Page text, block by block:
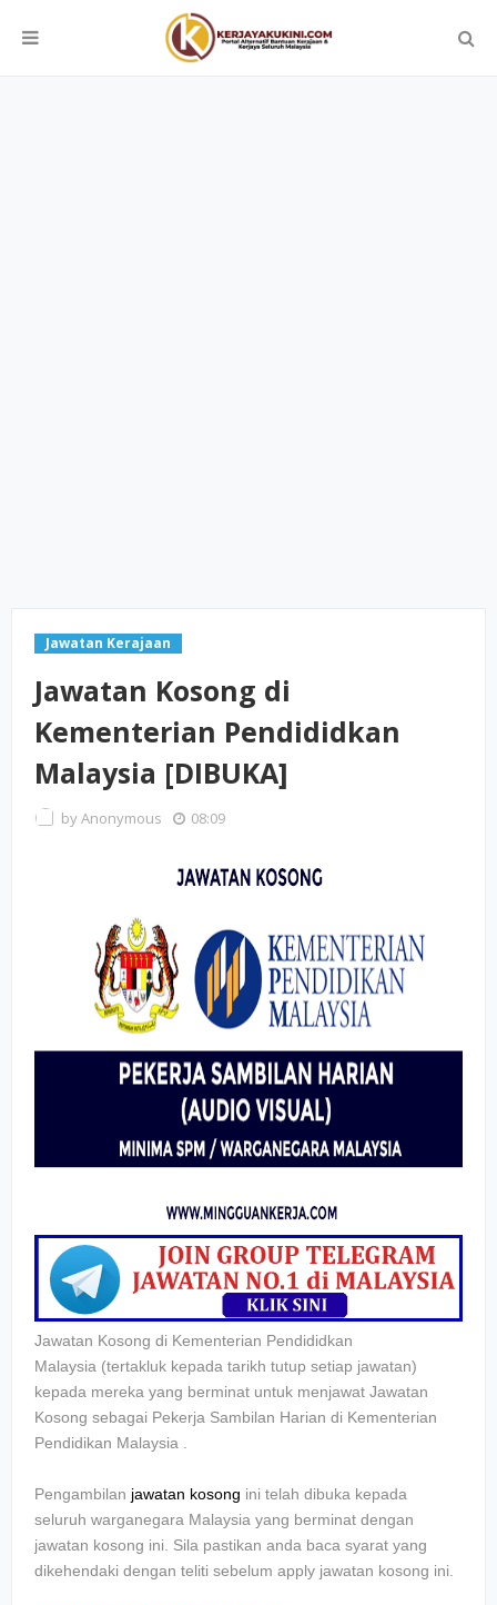
Jawatan Kerajaan
Jawatan Kosong di
Kementerian Pendididkan
Malaysia [DIBUKA]
byAnonymous 08:09
Jawatan Kosong di Kementerian Pendididkan
Malaysia (tertakluk kepada tarikh tutup setiap jawatan)
kepada mereka yang berminat untuk menjawat Jawatan
Kosong sebagai Pekerja Sambilan Harian di Kementerian
Pendidikan Malaysia .
Pengambilan jawatan kosong ini telah dibuka kepada
seluruh warganegara Malaysia yang berminat dengan
jawatan kosong ini. Sila pastikan anda baca syarat yang
dikehendaki dengan teliti sebelum apply jawatan kosong ini.